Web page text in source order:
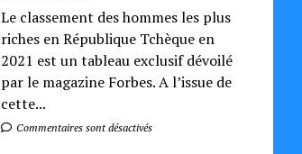
Le classement des hommes les plus
riches en République Tchèque en
2021 est un tableau exclusif dévoilé
par le magazine Forbes. A l’issue de
cette...
Commentaires sont désactivés